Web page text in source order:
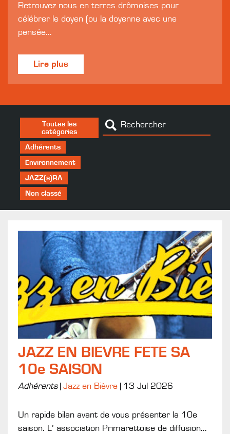
Retrouvez nous en terres drômoises pour
célébrer le doyen (ou la doyenne avec une
pensée...
Lire plus
Toutes les
catégories
Adhérents
Environnement
JAZZ(s)RA
Non classé
JAZZ EN BIEVRE FETE SA
10e SAISON
Adhérents Jazz en Bièvre 13 Jul 2026
Un rapide bilan avant de vous présenter la 10e
saison. L’ association Primarettoise de diffusion...